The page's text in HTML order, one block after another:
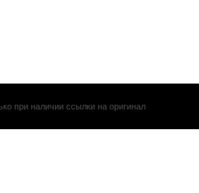
при наличии ссылки на оригинал